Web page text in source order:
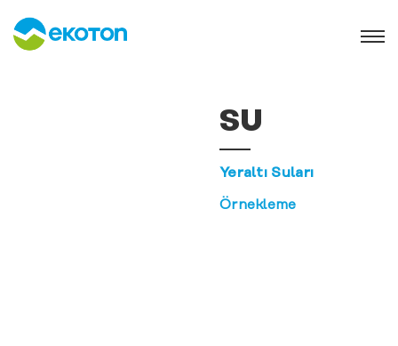
SU
Yeraltı Suları
Örnekleme